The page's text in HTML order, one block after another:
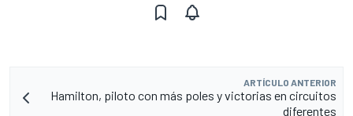
ARTÍCULO ANTERIOR
Hamilton, piloto con más poles y victorias en circuitos
diferentes